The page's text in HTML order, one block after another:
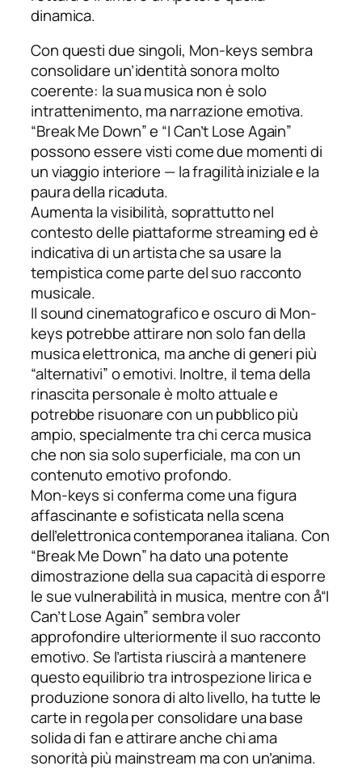
dinamica.
Con questi due singoli, Mon-keys sembra
consolidare un’identità sonora molto
coerente: la sua musica non è solo
intrattenimento, ma narrazione emotiva.
“Break Me Down” e “I Can’t Lose Again”
possono essere visti come due momenti di
un viaggio interiore — la fragilità iniziale e la
paura della ricaduta.
Aumenta la visibilità, soprattutto nel
contesto delle piattaforme streaming ed è
indicativa di un artista che sa usare la
tempistica come parte del suo racconto
musicale.
Il sound cinematografico e oscuro di Mon-
keys potrebbe attirare non solo fan della
musica elettronica, ma anche di generi più
“alternativi” o emotivi. Inoltre, il tema della
rinascita personale è molto attuale e
potrebbe risuonare con un pubblico più
ampio, specialmente tra chi cerca musica
che non sia solo superficiale, ma con un
contenuto emotivo profondo.
Mon-keys si conferma come una figura
affascinante e sofisticata nella scena
dell’elettronica contemporanea italiana. Con
“Break Me Down” ha dato una potente
dimostrazione della sua capacità di esporre
le sue vulnerabilità in musica, mentre con å“I
Can’t Lose Again” sembra voler
approfondire ulteriormente il suo racconto
emotivo. Se l’artista riuscirà a mantenere
questo equilibrio tra introspezione lirica e
produzione sonora di alto livello, ha tutte le
carte in regola per consolidare una base
solida di fan e attirare anche chi ama
sonorità più mainstream ma con un’anima.